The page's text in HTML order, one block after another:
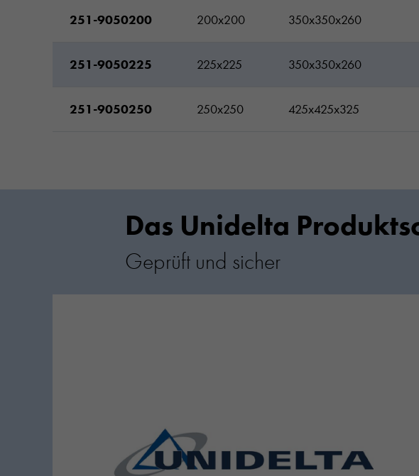
251-9050200 200x200 350x350x260
251-9050225 225x225 350x350x260
251-9050250 250x250 425x425x325
Das Unidelta
Geprüft und sicher